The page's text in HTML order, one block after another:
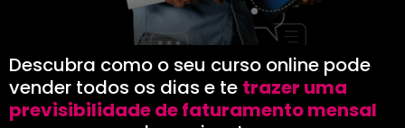
Descubra como o seu curso online pode
vender todos os dias e te trazer uma
previsibilidade de faturamento mensal